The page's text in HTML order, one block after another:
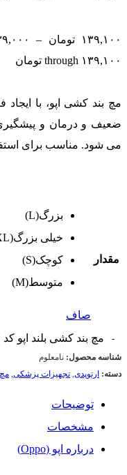
۱۳۹,۱۰۰ تومان –
through ۱۳۹,۱۰۰ تومان
مچ بند کشی اپو، با
ضعیف و درمان و
می شود. مناسب برای
مقدار
بزرگ(L)
خیلی بزرگ(XL)
کوچک(S)
متوسط(M)
صاف
مچ بند کشی بلند اپو کد ۲۱۸۴ عدد
شناسه محصول: نامعلوم
دسته: ارتوپدی, تجهیزات پزشکی,
توضیحات
مشخصات
درباره اپو (Oppo)